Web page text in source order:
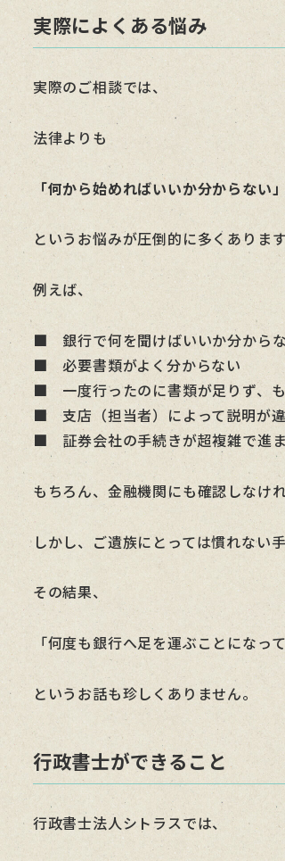
実際によくある悩み
実際のご相談では、
法律よりも
「何から始めればいいか分からない」
というお悩みが圧倒的に多くあります
例えば、
■ 銀行で何を聞けばいいか分から
■ 必要書類がよく分からない
■ 一度行ったのに書類が足りず、
■ 支店（担当者）によって説明が
■ 証券会社の手続きが超複雑で進ま
もちろん、金融機関にも確認しなけ
しかし、ご遺族にとっては慣れない
その結果、
「何度も銀行へ足を運ぶことになっ
というお話も珍しくありません。
行政書士ができること
行政書士法人シトラスでは、